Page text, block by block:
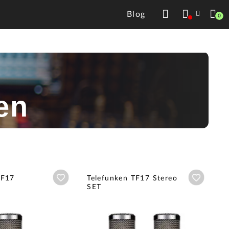
Blog 0
Añadir a wishlist
Telefunken TF17 Stereo
SET